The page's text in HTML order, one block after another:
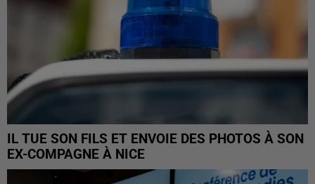
IL TUE SON FILS ET ENVOIE DES PHOTOS À SON
EX-COMPAGNE À NICE